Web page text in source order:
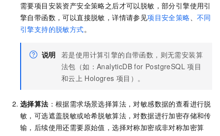
需要项目安装资产安全策略之后才可以脱敏，部分引擎使用引
擎自带函数，可以直接脱敏，详情请参见项目安全策略、不同
引擎支持的脱敏方式。
说明 若是使用计算引擎的自带函数，则无需安装算
法包（如：AnalyticDB for PostgreSQL 项目
和云上 Hologres 项目）。
选择算法 ：根据需求场景选择算法，对敏感数据的查看进行脱
敏，可选遮盖脱敏或哈希脱敏算法，对数据进行加密存储和传
输，后续使用还需要原始值，选择对称加密或非对称加密算